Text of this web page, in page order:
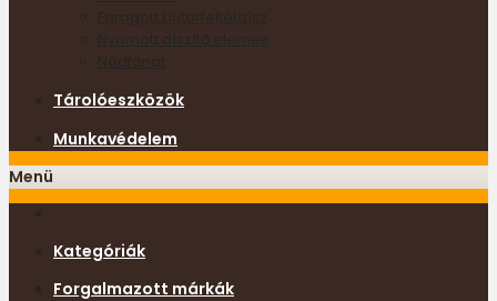
Faragott bútorfeltétdísz
Nyomott díszítő elemek
Tárolóeszközök
Munkavédelem
Menü
Kategóriák
Forgalmazott márkák